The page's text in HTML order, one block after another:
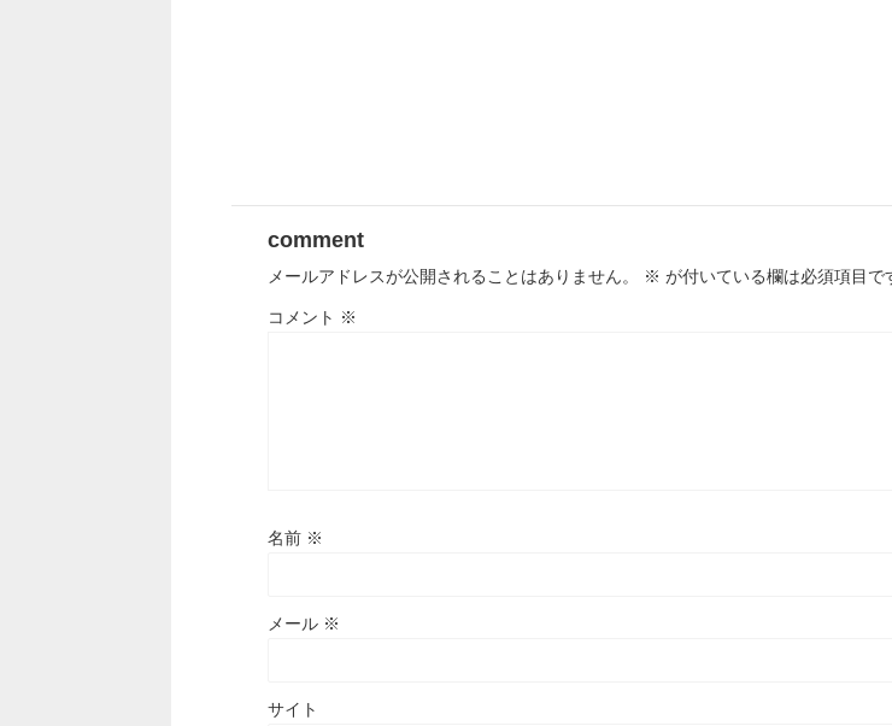
comment
メールアドレスが公開されることはありません。 ※ が付いている欄は必須項目で
コメント ※
名前 ※
メール ※
サイト